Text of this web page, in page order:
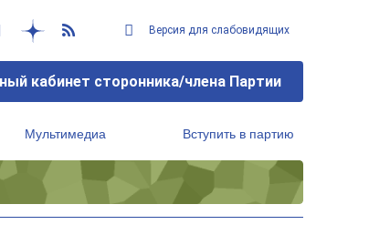
Версия для слабовидящих
кабинет сторонника/члена Партии
Мультимедиа Вступить в партию